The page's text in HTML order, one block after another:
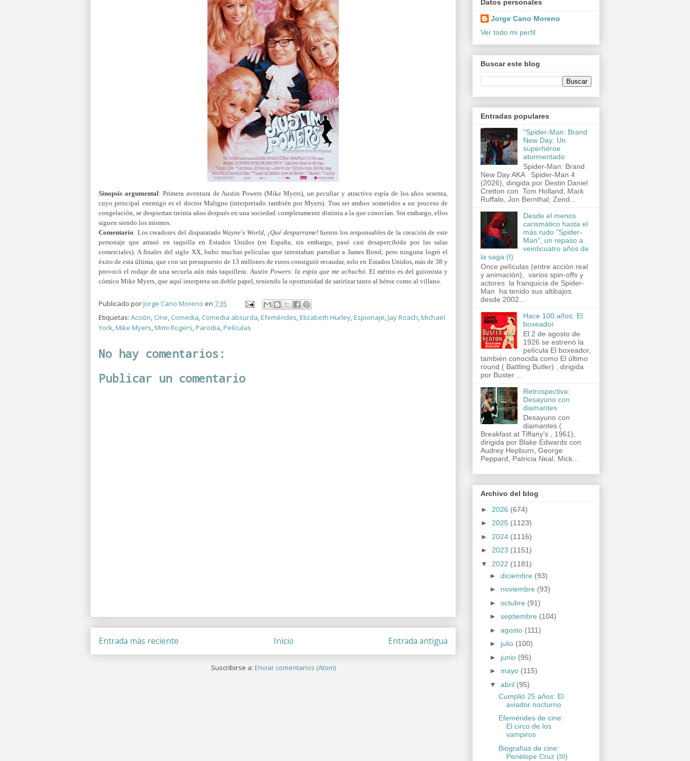
Sinopsis argumental:Primera aventura de Austin Powers (Mike Myers), un peculiar y atractivo espía de los años sesenta,
cuyo principal enemigo es el doctor Maligno (interpretado también por Myers). Tras ser ambos sometidos a un proceso de
congelación, se despiertan treinta años después en una sociedad completamente distinta a la que conocían. Sin embargo, ellos
siguen siendo los mismos.
Comentario: Los creadores del disparatado Wayne's World, ¡Qué desparrame!fueron los responsables de la creación de este
personaje que arrasó en taquilla en Estados Unidos (en España, sin embargo, pasó casi desapercibida por las salas
comerciales). A finales del siglo XX, hubo muchas películas que intentaban parodiar a James Bond, pero ninguna logró el
éxito de esta última, que con un presupuesto de 13 millones de euros consiguió recaudar, solo en Estados Unidos, más de 38 y
provocó el rodaje de una secuela aún más taquillera: Austin Powers: la espía que me achuchó . El mérito es del guionista y
cómico Mike Myers, que aquí interpreta un doble papel, teniendo la oportunidad de satirizar tanto al héroe como al villano.
Publicado porJorge Cano Moreno en 7:35
Etiquetas: Acción, Cine, Comedia, Comedia absurda,Efemérides,Elizabeth Hurley,Espionaje,Jay Roach,Michael
York,Mike Myers,Mimi Rogers,Parodia,Películas
No hay comentarios:
Publicar un comentario
Entrada más reciente Entrada antigua
Inicio
Suscribirse a: Enviar comentarios (Atom)
Datos personales
Jorge Cano Moreno
Ver todo mi perfil
Buscar este blog
Entradas populares
"Spider-Man: Brand
New Day: Un
superhéroe
atormentado
Spider-Man: Brand
New Day AKA Spider-Man 4
(2026), dirigida por Destin Daniel
Cretton con Tom Holland, Mark
Ruffalo, Jon Bernthal, Zend...
Desde el menos
carismático hasta el
más rudo "Spider-
Man", un repaso a
veinticuatro años de
la saga (I)
Once películas (entre acción real
y animación), varios spin-offs y
actores: la franquicia de Spider-
Man ha tenido sus altibajos
desde 2002...
Hace 100 años: El
boxeador
El 2 de agosto de
1926 se estrenó la
película El boxeador,
también conocida como El último
round ( Battling Butler) , dirigida
por Buster ...
Retrospectiva:
Desayuno con
diamantes
Desayuno con
diamantes (
Breakfast at Tiffany’s , 1961),
dirigida por Blake Edwards con
Audrey Hepburn, George
Peppard, Patricia Neal, Mick...
Archivo del blog
► 2026 (674)
► 2025 (1123)
► 2024 (1116)
► 2023 (1151)
▼ 2022 (1181)
► diciembre (93)
► noviembre (93)
► octubre (91)
► septiembre (104)
► agosto (111)
► julio (100)
► junio (95)
► mayo (115)
▼ abril (95)
Cumplió 25 años: El
aviador nocturno
Efemérides de cine:
El circo de los
vampiros
Biografías de cine:
Penélope Cruz (III)